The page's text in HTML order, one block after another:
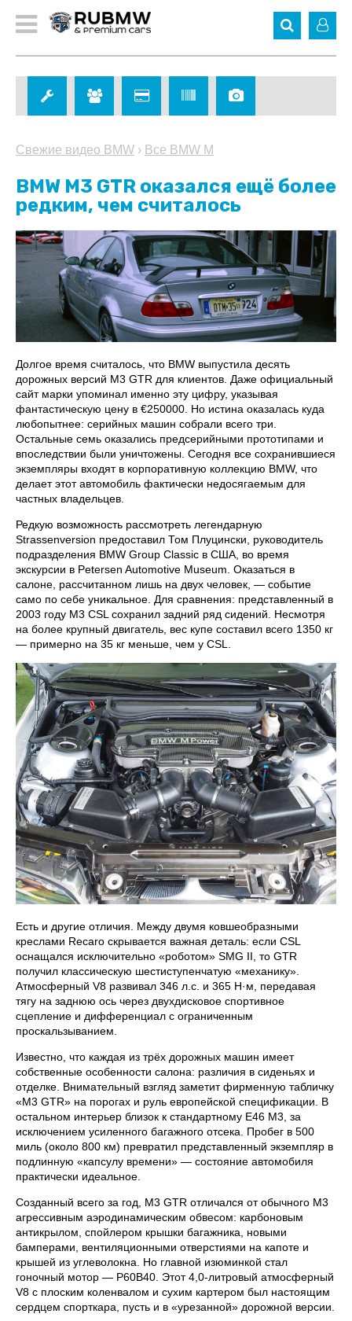
Свежие видео BMW › Все BMW M
BMW M3 GTR оказался ещё более
редким, чем считалось
Долгое время считалось, что BMW выпустила десять
дорожных версий M3 GTR для клиентов. Даже официальный
сайт марки упоминал именно эту цифру, указывая
фантастическую цену в €250000. Но истина оказалась куда
любопытнее: серийных машин собрали всего три.
Остальные семь оказались предсерийными прототипами и
впоследствии были уничтожены. Сегодня все сохранившиеся
экземпляры входят в корпоративную коллекцию BMW, что
делает этот автомобиль фактически недосягаемым для
частных владельцев.
Редкую возможность рассмотреть легендарную
Strassenversion предоставил Том Плуцински, руководитель
подразделения BMW Group Classic в США, во время
экскурсии в Petersen Automotive Museum. Оказаться в
салоне, рассчитанном лишь на двух человек, — событие
само по себе уникальное. Для сравнения: представленный в
2003 году M3 CSL сохранил задний ряд сидений. Несмотря
на более крупный двигатель, вес купе составил всего 1350 кг
— примерно на 35 кг меньше, чем у CSL.
Есть и другие отличия. Между двумя ковшеобразными
креслами Recaro скрывается важная деталь: если CSL
оснащался исключительно «роботом» SMG II, то GTR
получил классическую шестиступенчатую «механику».
Атмосферный V8 развивал 346 л.с. и 365 Н·м, передавая
тягу на заднюю ось через двухдисковое спортивное
сцепление и дифференциал с ограниченным
проскальзыванием.
Известно, что каждая из трёх дорожных машин имеет
собственные особенности салона: различия в сиденьях и
отделке. Внимательный взгляд заметит фирменную табличку
«M3 GTR» на порогах и руль европейской спецификации. В
остальном интерьер близок к стандартному E46 M3, за
исключением усиленного багажного отсека. Пробег в 500
миль (около 800 км) превратил представленный экземпляр в
подлинную «капсулу времени» — состояние автомобиля
практически идеальное.
Созданный всего за год, M3 GTR отличался от обычного M3
агрессивным аэродинамическим обвесом: карбоновым
антикрылом, спойлером крышки багажника, новыми
бамперами, вентиляционными отверстиями на капоте и
крышей из углеволокна. Но главной изюминкой стал
гоночный мотор — P60B40. Этот 4,0-литровый атмосферный
V8 с плоским коленвалом и сухим картером был настоящим
сердцем спорткара, пусть и в «урезанной» дорожной версии.